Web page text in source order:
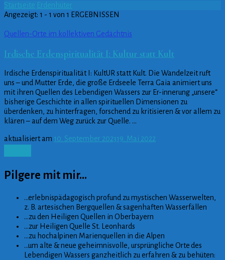
Startseite Erdenhüter
Angezeigt: 1 - 1 von 1 ERGEBNISSEN
Quellen-Orte im kollektiven Gedächtnis
Irdische Erdenspiritualität I: Kultur statt Kult
Irdische Erdenspiritualität I: KultUR statt Kult. Die Wandelzeit ruft
uns – und Mutter Erde, die große Erdseele Terra Gaia animiert uns
mit ihren Quellen des Lebendigen Wassers zur Er-innerung „unsere“
bisherige Geschichte in allen spirituellen Dimensionen zu
überdenken, zu hinterfragen, forschend zu kritisieren & vor allem zu
klären – auf dem Weg zurück zur Quelle. …
aktualisiert am 10. September 202319. Mai 2022
Pilgere mit mir…
…erlebnispädagogisch profund zu mystischen Wasserwelten,
z. B. artesischen Bergquellen & sagenhaften Wasserfällen
…zu den Heiligen Quellen in Oberbayern
…zur Heiligen Quelle St. Leonhards
…zu hochalpinen Marienquellen in die Alpen
…um alte & neue geheimnisvolle, ursprüngliche Ortedes
Lebendigen Wassers ganzheitlich zu erfahren & zu behüten: